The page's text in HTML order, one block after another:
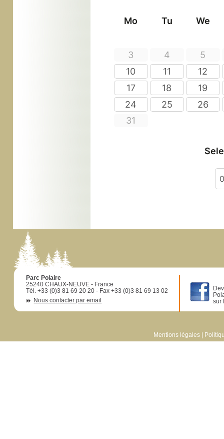
Parc Polaire
25240 CHAUX-NEUVE - France
Tél. +33 (0)3 81 69 20 20 - Fax +33 (0)3 81 69 13 02
Nous contacter par email
sur
Mentions légales